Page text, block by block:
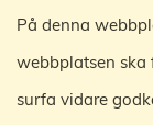
På denna
webbplatsen ska
surfa vidare
KONTAKTA OSS
KONGAMEK